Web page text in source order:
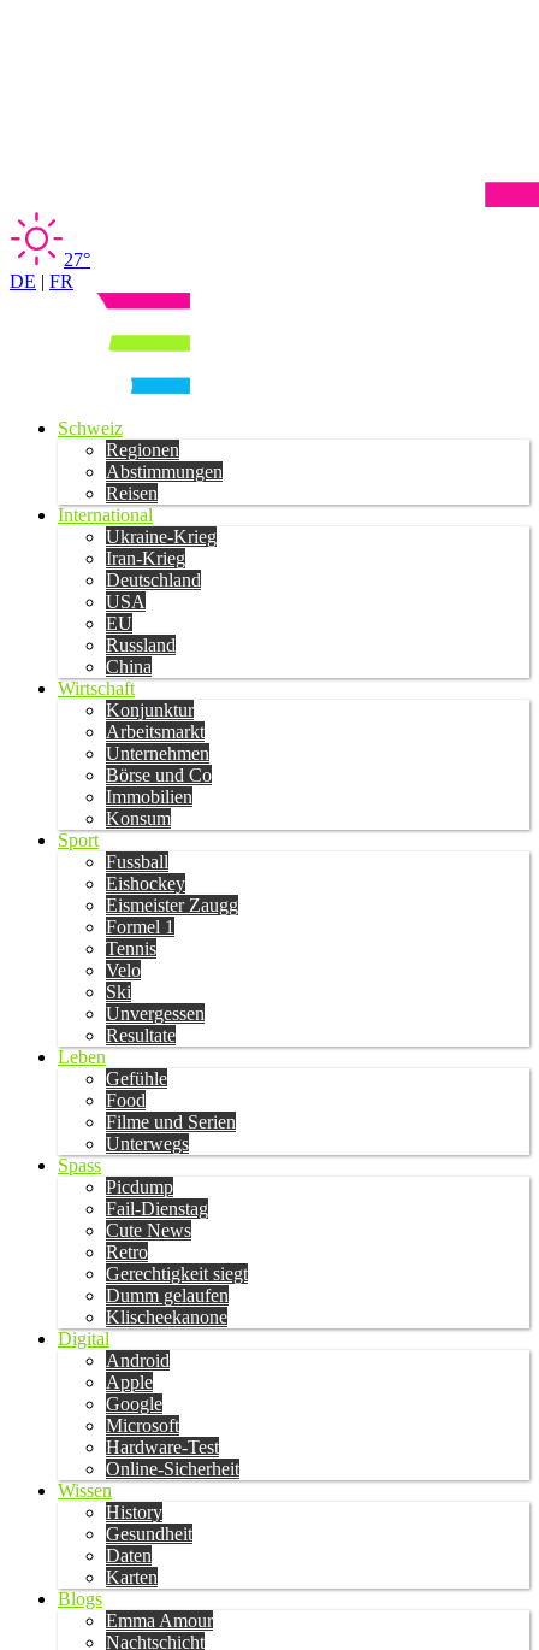
27°
DE | FR
Schweiz
Regionen
Abstimmungen
Reisen
International
Ukraine-Krieg
Iran-Krieg
Deutschland
USA
EU
Russland
China
Wirtschaft
Konjunktur
Arbeitsmarkt
Unternehmen
Börse und Co
Immobilien
Konsum
Sport
Fussball
Eishockey
Eismeister Zaugg
Formel 1
Tennis
Velo
Ski
Unvergessen
Resultate
Leben
Gefühle
Food
Filme und Serien
Unterwegs
Spass
Picdump
Fail-Dienstag
Cute News
Retro
Gerechtigkeit siegt
Dumm gelaufen
Klischeekanone
Digital
Android
Apple
Google
Microsoft
Hardware-Test
Online-Sicherheit
Wissen
History
Gesundheit
Daten
Karten
Blogs
Emma Amour
Nachtschicht